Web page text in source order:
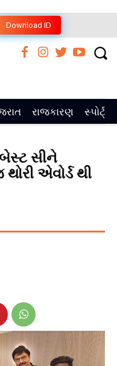
Download ID
રાજકારણ સ્પોર્ટ્સ
સીને
એવોર્ડ થી